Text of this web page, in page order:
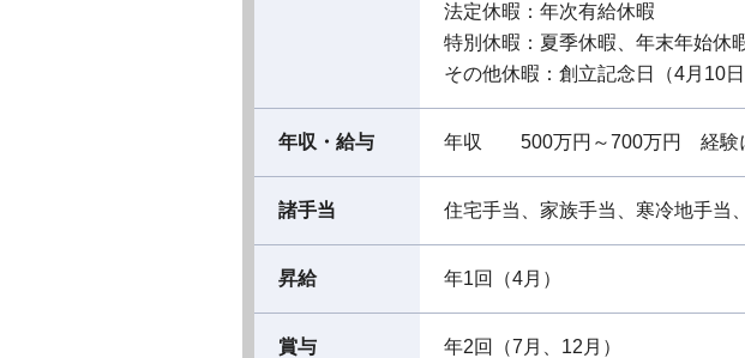
法定休暇：年次有給休暇
特別休暇：夏季休暇、年末年始休
その他休暇：創立記念日（4月10
年収・給与 年収 500万円～700万円 経験
諸手当 住宅手当、家族手当、寒冷地手当
昇給 年1回（4月）
賞与 年2回（7月、12月）